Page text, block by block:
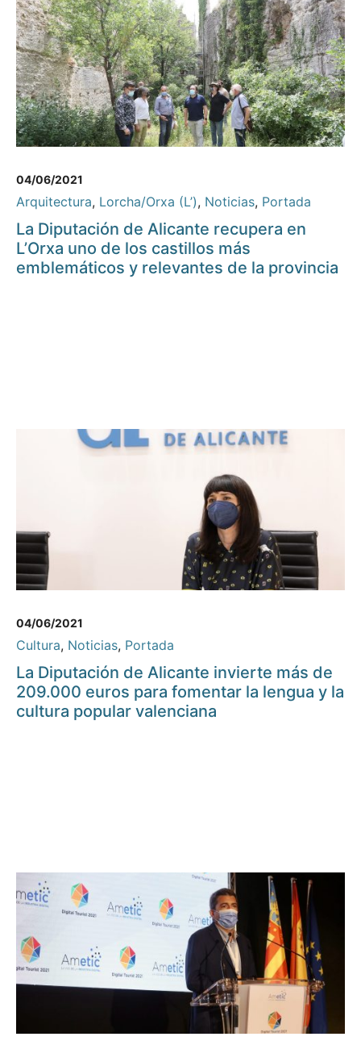
04/06/2021
Arquitectura, Lorcha/Orxa (L’), Noticias, Portada
La Diputación de Alicante recupera en
L’Orxa uno de los castillos más
emblemáticos y relevantes de la provincia
04/06/2021
Cultura, Noticias, Portada
La Diputación de Alicante invierte más de
209.000 euros para fomentar la lengua y la
cultura popular valenciana